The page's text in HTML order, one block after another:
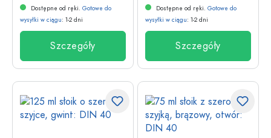
Dostępne od ręki. Gotowe do
wysyłki w ciągu: 1-2 dni
Szczegóły
Dostępne od ręki. Gotowe do
wysyłki w ciągu: 1-2 dni
Szczegóły